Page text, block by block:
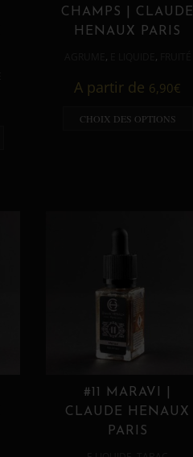
CHAMPS | CLAUDE
HENAUX PARIS
, ,
A partir de 6,90€
CHOIX DES OPTIONS
#11 MARAVI |
CLAUDE HENAUX
PARIS